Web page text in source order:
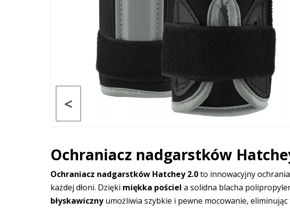
<
Ochraniacz nadgarstków
Ochraniacz nadgarstków Hatchey 2.0to innowacyjny
każdej dłoni. Dzięki miękka pościel a solidna blacha
błyskawicznyumożliwia szybkie i pewne mocowanie,